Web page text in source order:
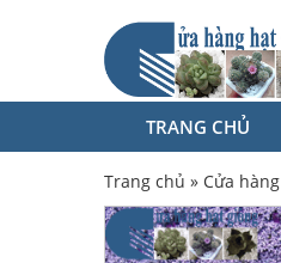
TRANG CHỦ
Trang chủ » Cửa hàng